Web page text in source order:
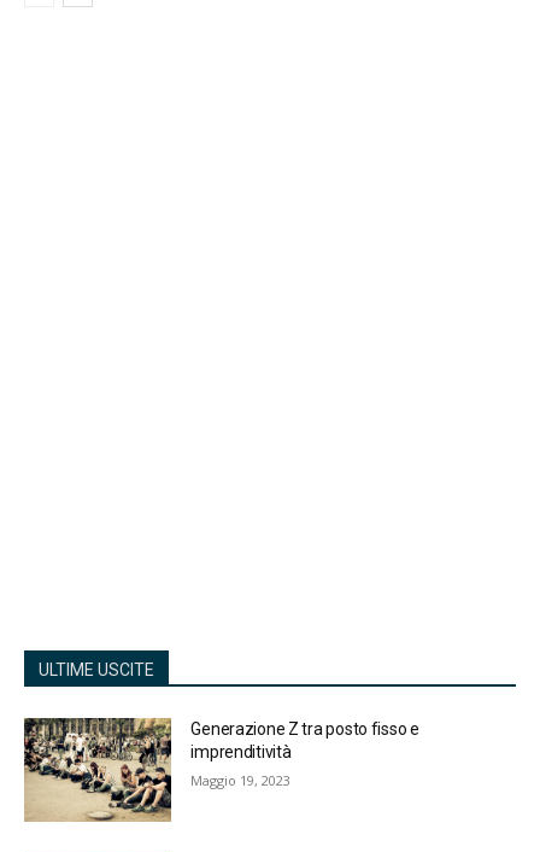
ULTIME USCITE
Generazione Z tra posto fisso e
imprenditività
Maggio 19, 2023